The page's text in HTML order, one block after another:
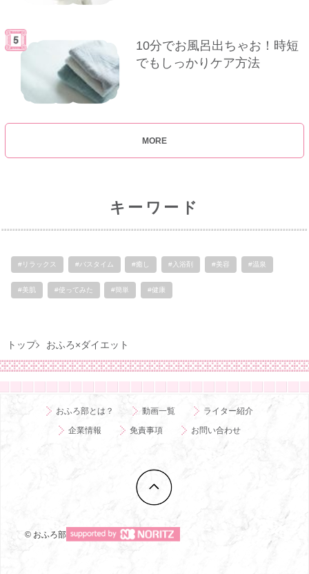
10分でお風呂出ちゃお！時短
でもしっかりケア方法
MORE
キーワード
#リラックス #バスタイム #癒し #入浴剤 #美容 #温泉
#美肌 #使ってみた #簡単 #健康
トップ おふろ×ダイエット
© おふろ部
おふろ部とは？ 動画一覧
ライター紹介
企業情報
免責事項 お問い合わせ